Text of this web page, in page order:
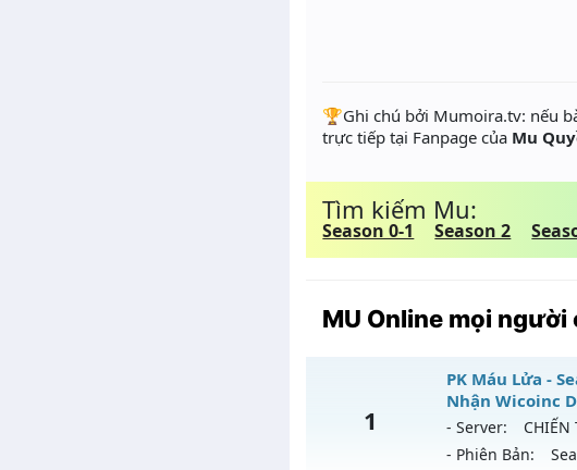
️🏆Ghi chú bởi Mumoira.tv: nếu
trực tiếp tại Fanpage của Mu
Tìm kiếm Mu:
Season 0-1 Season 2
MU Online mọi người
1
PK Máu Lửa -
Nhận Wicoinc
- Server: CHIẾN
- Phiên Bản: